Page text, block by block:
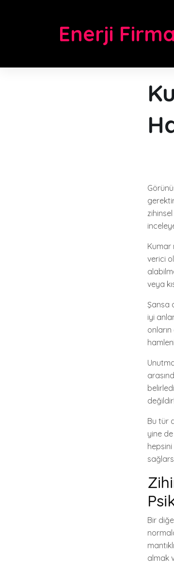
Enerji
Kumar
verici
veya
Şansa
iyi
değildir!
Bu tür
yine
Bir
almak